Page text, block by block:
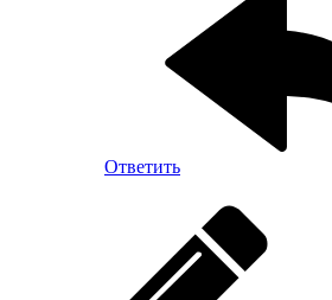
Ответить